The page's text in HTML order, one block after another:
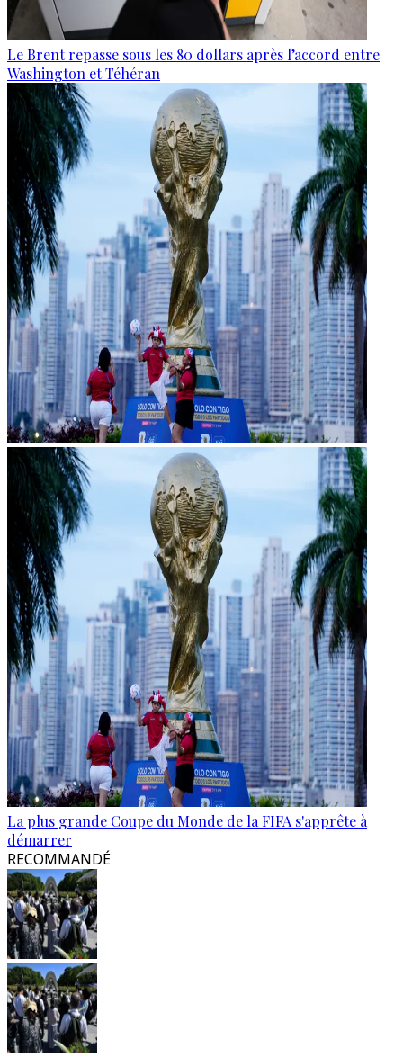
Le Brent repasse sous les 80 dollars après l’accord entre
Washington et Téhéran
La plus grande Coupe du Monde de la FIFA s'apprête à
démarrer
RECOMMANDÉ